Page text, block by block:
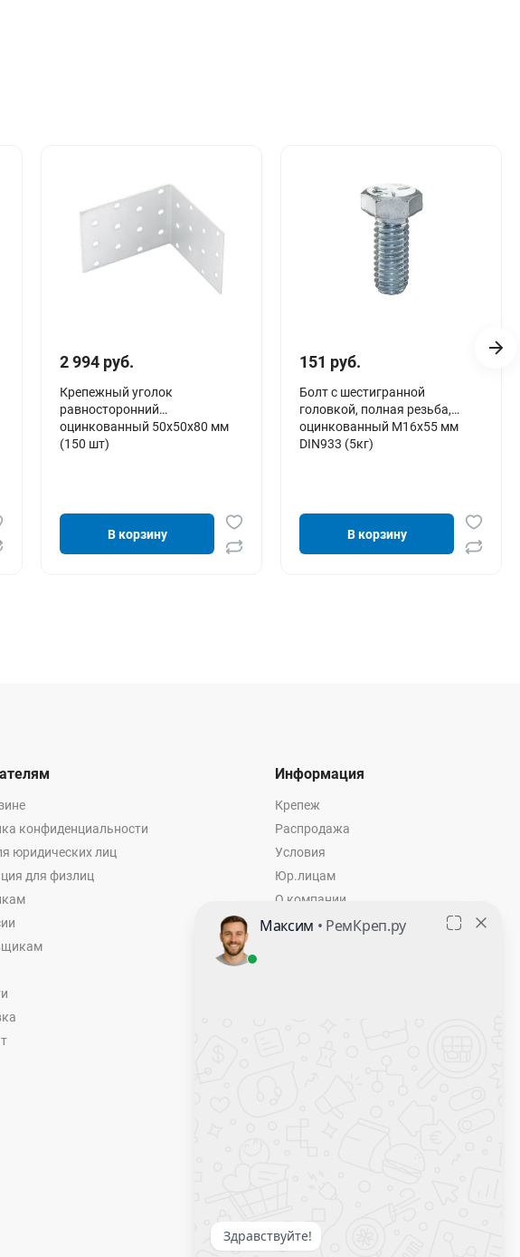
2 994 руб.
Крепежный уголок
равносторонний
оцинкованный 50х50х80 мм
(150 шт)
В корзину
151 руб.
Болт с шестигранной
головкой, полная резьба,
оцинкованный М16х55 мм
DIN933 (5кг)
В корзину
конфиденциальности
юридических лиц
для физлиц
Информация
Крепеж
Распродажа
Условия
Юр.лицам
О компании
Контакты